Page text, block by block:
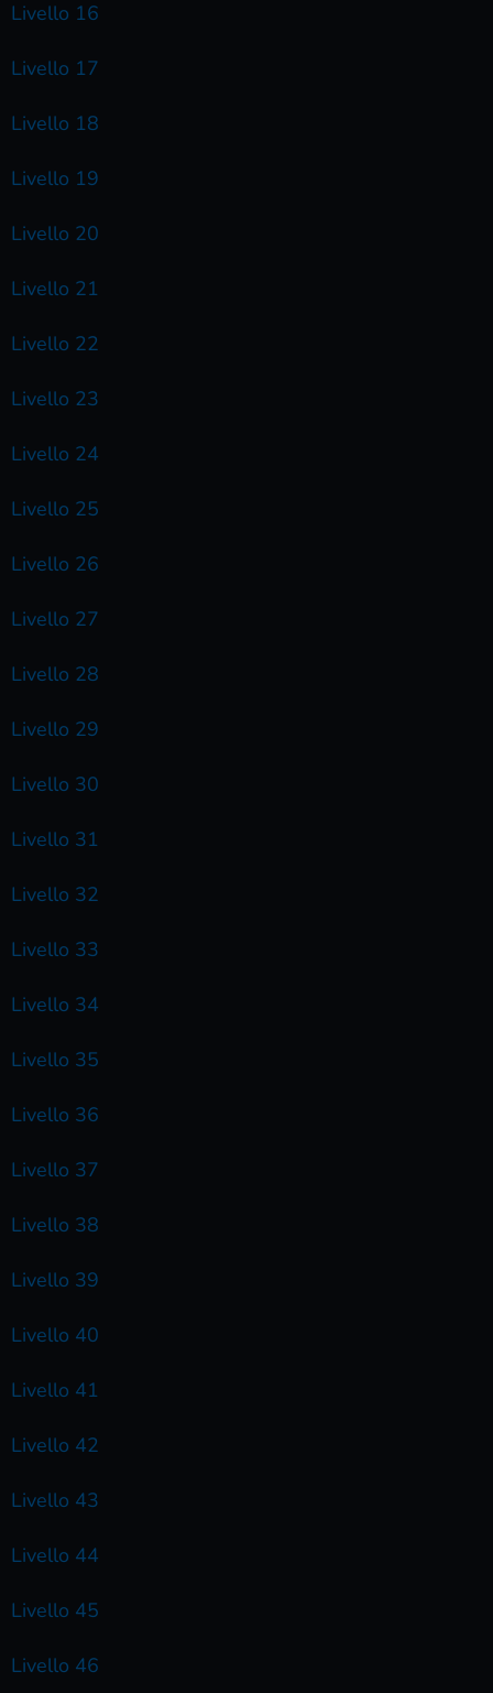
Livello 16
Livello 17
Livello 18
Livello 19
Livello 20
Livello 21
Livello 22
Livello 23
Livello 24
Livello 25
Livello 26
Livello 27
Livello 28
Livello 29
Livello 30
Livello 31
Livello 32
Livello 33
Livello 34
Livello 35
Livello 36
Livello 37
Livello 38
Livello 39
Livello 40
Livello 41
Livello 42
Livello 43
Livello 44
Livello 45
Livello 46